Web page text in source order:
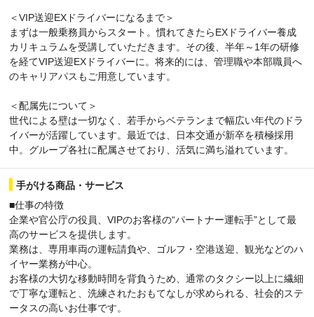
＜VIP送迎EXドライバーになるまで＞
まずは一般乗務員からスタート。慣れてきたらEXドライバー養成
カリキュラムを受講していただきます。その後、半年～1年の研修
を経てVIP送迎EXドライバーに。将来的には、管理職や本部職員へ
のキャリアパスもご用意しています。
＜配属先について＞
世代による壁は一切なく、若手からベテランまで幅広い年代のドラ
イバーが活躍しています。最近では、日本交通が新卒を積極採用
中。グループ各社に配属させており、活気に満ち溢れています。
手がける商品・サービス
■仕事の特徴
企業や官公庁の役員、VIPのお客様の“パートナー運転手”として最
高のサービスを提供します。
業務は、専用車両の運転請負や、ゴルフ・空港送迎、観光などのハ
イヤー業務が中心。
お客様の大切な移動時間を背負うため、通常のタクシー以上に繊細
で丁寧な運転と、洗練されたおもてなしが求められる、社会的ステ
ータスの高いお仕事です。